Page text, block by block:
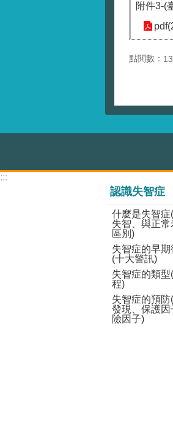
附件3-(
點閱數：
:::
認識失智症
什麼是失智症
失智、與正常
區別)
失智症的早期
(十大警訊)
失智症的類型
程)
失智症的預防
發現、保護因
險因子)